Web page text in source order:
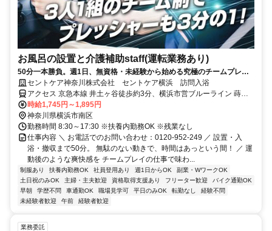
お風呂の設置と介護補助staff(運転業務あり)
50分一本勝負。週1日、無資格・未経験から始める究極のチームプレー
★最高に『ととのう』時間をお届け！
セントケア神奈川株式会社 セントケア横浜 訪問入浴
アクセス 京急本線 井土ヶ谷徒歩約3分、横浜市営ブルーライン 蒔田1
番口徒歩約11分、京急本線 弘明寺（京急線）東出口徒歩約16分 京急
線 井土ヶ谷駅 徒歩３分 【勤務地】 神奈川県横浜市南区永田東1-1-7
＊喫煙所あり（屋外）
時給1,745円～1,895円
神奈川県横浜市南区
勤務時間 8:30～17:30 ※扶養内勤務OK ※残業なし
仕事内容 ＼ お電話でのお問い合わせ：0120-952-249 ／ 設置・入
浴・撤収まで50分。 無駄のない動きで、時間はあっという間！ ／ 運
動後のような爽快感を チームプレイの仕事で味わ...
制服あり 扶養内勤務OK 社員登用あり 週1日からOK
副業・WワークOK
土日祝のみOK
主婦・主夫歓迎 資格取得支援あり フリーター歓迎
バイク通勤OK
早朝
学歴不問 車通勤OK 職場見学可 平日のみOK 転勤なし
経験不問
未経験者歓迎
午前 経験者歓迎
業務委託